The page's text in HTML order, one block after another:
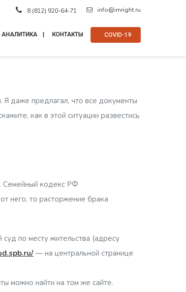
info@imright.ru
8 (812) 920-64-71
АНАЛИТИКА КОНТАКТЫ ⠀COVID-19
Я даже предлагал, что все документы
как в этой ситуации развестись
Семейный кодекс РФ
него, то расторжение брака
по месту жительства (адресу
— на центральной странице
можно найти на том же сайте.